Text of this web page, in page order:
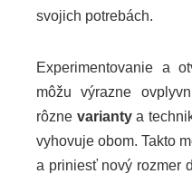
svojich potrebách.
Experimentovanie a
môžu výrazne
rôzne variantya
vyhovuje obom. Takto
a priniesť nový rozmer